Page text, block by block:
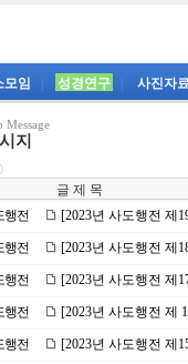
모임 성경연구 사진자
Message
지
글 제 목
행전 [2023년 사도행전 제
행전 [2023년 사도행전 제
행전 [2023년 사도행전 제
행전 [2023년 사도행전 제
행전 [2023년 사도행전 제